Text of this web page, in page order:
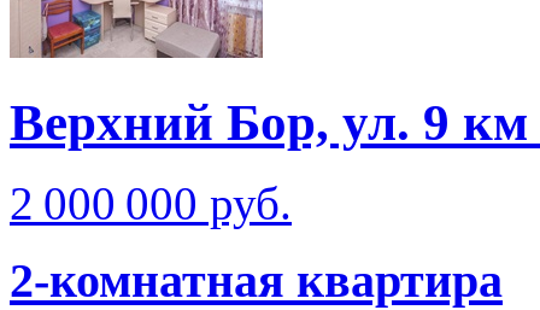
Верхний Бор, ул. 9
2 000 000 руб.
2-комнатная квартира